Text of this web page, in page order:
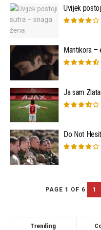
Uvijek
Mantikora –
Ja sam
Do Not
PAGE 1 OF 6 1
Trending